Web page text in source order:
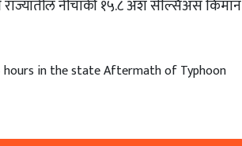
नीचांकी १५.८ अंश सेल्सिअस किमान
in the state Aftermath of Typhoon